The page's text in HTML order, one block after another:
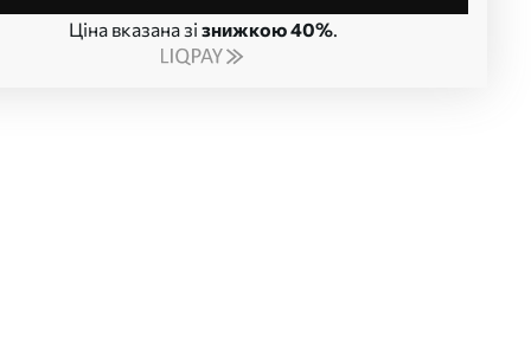
Ціна вказана зі знижкою 40%.